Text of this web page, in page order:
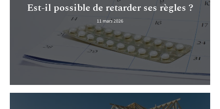
Est-il possible de retarder ses règles ?
11 mars 2026